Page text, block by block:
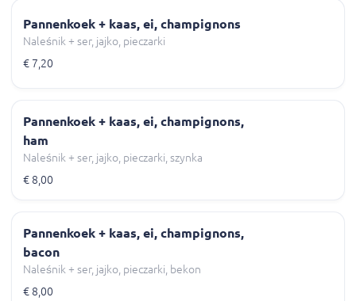
Pannenkoek + kaas, ei, champignons
Naleśnik + ser, jajko, pieczarki
€ 7,20
Pannenkoek + kaas, ei, champignons,
ham
Naleśnik + ser, jajko, pieczarki, szynka
€ 8,00
Pannenkoek + kaas, ei, champignons,
bacon
Naleśnik + ser, jajko, pieczarki, bekon
€ 8,00